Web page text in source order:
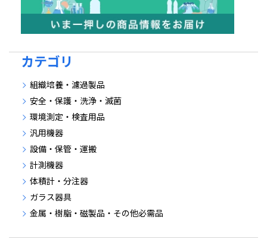
カテゴリ
組織培養・濾過製品
安全・保護・洗浄・滅菌
環境測定・検査用品
汎用機器
設備・保管・運搬
計測機器
体積計・分注器
ガラス器具
金属・樹脂・磁製品・その他必需品